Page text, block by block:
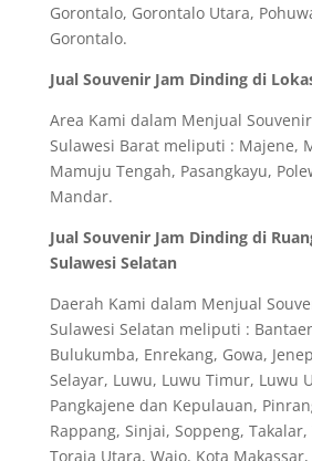
Gorontalo, Gorontalo Utara,
Gorontalo.
Jual Souvenir Jam Dinding di
Area Kami dalam Menjual
Sulawesi Barat meliputi : Majene,
Mamuju Tengah, Pasangkayu,
Mandar.
Jual Souvenir Jam Dinding di
Sulawesi Selatan
Daerah Kami dalam Menjual
Sulawesi Selatan meliputi :
Bulukumba, Enrekang, Gowa,
Selayar, Luwu, Luwu Timur, Luwu
Pangkajene dan Kepulauan,
Rappang, Sinjai, Soppeng, Takalar,
Toraja Utara, Wajo, Kota